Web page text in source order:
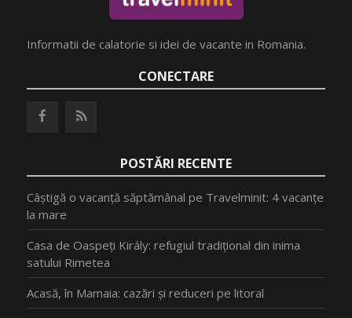
Informatii de calatorie si idei de vacante in Romania.
CONECTARE
POSTĂRI RECENTE
Câștigă o vacanță săptămânal pe Travelminit: 4 vacanțe
la mare
Casa de Oaspeți Király: refugiul tradițional din inima
satului Rimetea
Acasă, în Mamaia: cazări și reduceri pe litoral